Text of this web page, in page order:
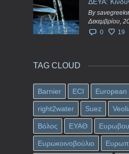
By
Δεκεμβρίου,
0
19
TAG CLOUD
Barnier ECI European
right2water Suez
Βόλος ΕΥΑΘ
Ευρωκοινοβούλιο